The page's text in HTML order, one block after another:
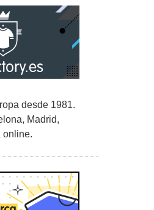
desde 1981.
Madrid,
online.